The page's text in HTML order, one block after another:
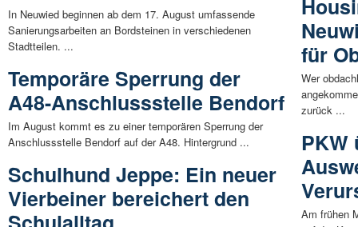
In Neuwied beginnen ab dem 17. August umfassende
Sanierungsarbeiten an Bordsteinen in verschiedenen
Stadtteilen. ...
Temporäre Sperrung der
A48-Anschlussstelle Bendorf
Im August kommt es zu einer temporären Sperrung der
Anschlussstelle Bendorf auf der A48. Hintergrund ...
Schulhund Jeppe: Ein neuer
Vierbeiner bereichert den
für
Wer
zurück ...
PKW
Am frühen